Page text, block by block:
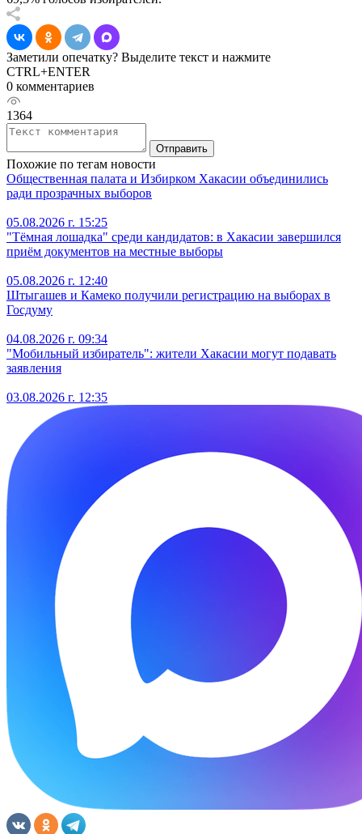
Заметили опечатку? Выделите текст и нажмите
CTRL+ENTER
0 комментариев
1364
Отправить
Похожие по тегам новости
Общественная палата и Избирком Хакасии объединились
ради прозрачных выборов
05.08.2026 г. 15:25
"Тёмная лошадка" среди кандидатов: в Хакасии завершился
приём документов на местные выборы
05.08.2026 г. 12:40
Штыгашев и Камеко получили регистрацию на выборах в
Госдуму
04.08.2026 г. 09:34
"Мобильный избиратель": жители Хакасии могут подавать
заявления
03.08.2026 г. 12:35